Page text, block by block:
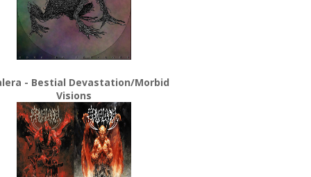
- Bestial Devastation/Morbid
Visions